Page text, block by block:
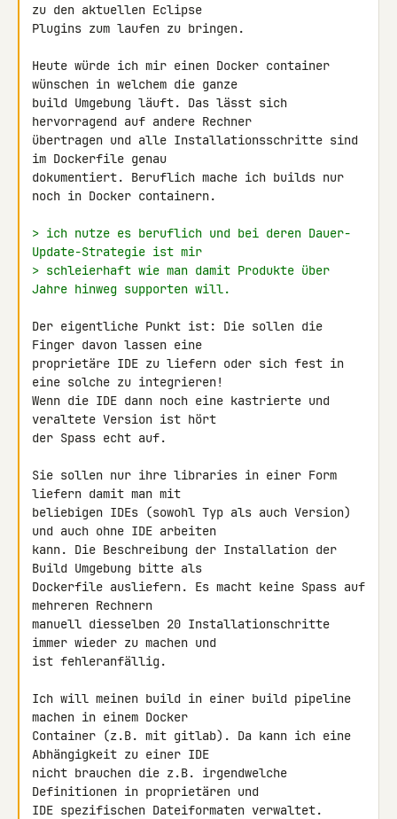
zu den aktuellen Eclipse
Plugins zum laufen zu bringen.
Heute würde ich mir einen Docker container
wünschen in welchem die ganze
build Umgebung läuft. Das lässt sich
hervorragend auf andere Rechner
übertragen und alle Installationsschritte sind
im Dockerfile genau
dokumentiert. Beruflich mache ich builds nur
noch in Docker containern.
> ich nutze es beruflich und bei deren Dauer-
Update-Strategie ist mir
> schleierhaft wie man damit Produkte über
Jahre hinweg supporten will.
Der eigentliche Punkt ist: Die sollen die
Finger davon lassen eine
proprietäre IDE zu liefern oder sich fest in
eine solche zu integrieren!
Wenn die IDE dann noch eine kastrierte und
veraltete Version ist hört
der Spass echt auf.
Sie sollen nur ihre libraries in einer Form
liefern damit man mit
beliebigen IDEs (sowohl Typ als auch Version)
und auch ohne IDE arbeiten
kann. Die Beschreibung der Installation der
Build Umgebung bitte als
Dockerfile ausliefern. Es macht keine Spass auf
mehreren Rechnern
manuell diesselben 20 Installationschritte
immer wieder zu machen und
ist fehleranfällig.
Ich will meinen build in einer build pipeline
machen in einem Docker
Container (z.B. mit gitlab). Da kann ich eine
Abhängigkeit zu einer IDE
nicht brauchen die z.B. irgendwelche
Definitionen in proprietären und
IDE spezifischen Dateiformaten verwaltet.